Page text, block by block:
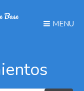
MENU